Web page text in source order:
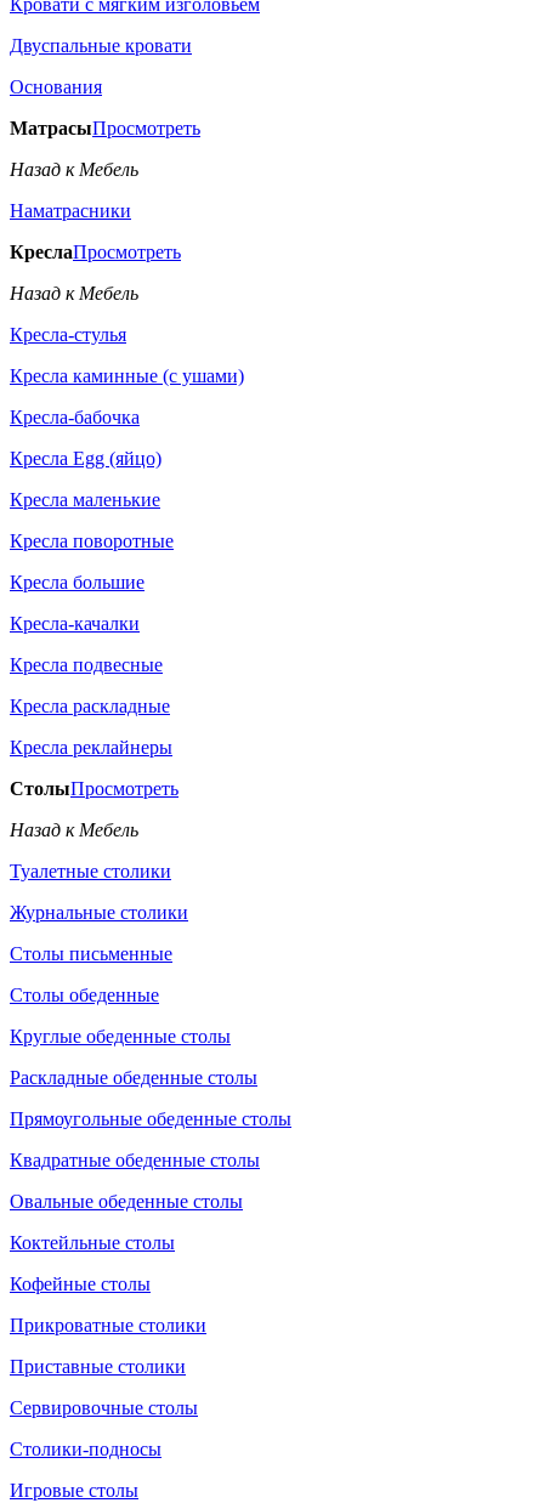
Кровати с мягким изголовьем
Двуспальные кровати
Основания
МатрасыПросмотреть
Назад к Мебель
Наматрасники
КреслаПросмотреть
Назад к Мебель
Кресла-стулья
Кресла каминные (с ушами)
Кресла-бабочка
Кресла Egg (яйцо)
Кресла маленькие
Кресла поворотные
Кресла большие
Кресла-качалки
Кресла подвесные
Кресла раскладные
Кресла реклайнеры
СтолыПросмотреть
Назад к Мебель
Туалетные столики
Журнальные столики
Столы письменные
Столы обеденные
Круглые обеденные столы
Раскладные обеденные столы
Прямоугольные обеденные столы
Квадратные обеденные столы
Овальные обеденные столы
Коктейльные столы
Кофейные столы
Прикроватные столики
Приставные столики
Сервировочные столы
Столики-подносы
Игровые столы